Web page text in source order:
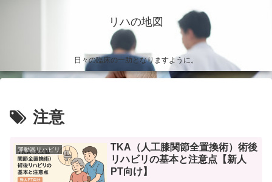
リハの地図
日々の臨床の一助となりますように。
注意
運動器リハビリ
TKA（人工膝関節全置換術）術後
リハビリの基本と注意点【新人
PT向け】